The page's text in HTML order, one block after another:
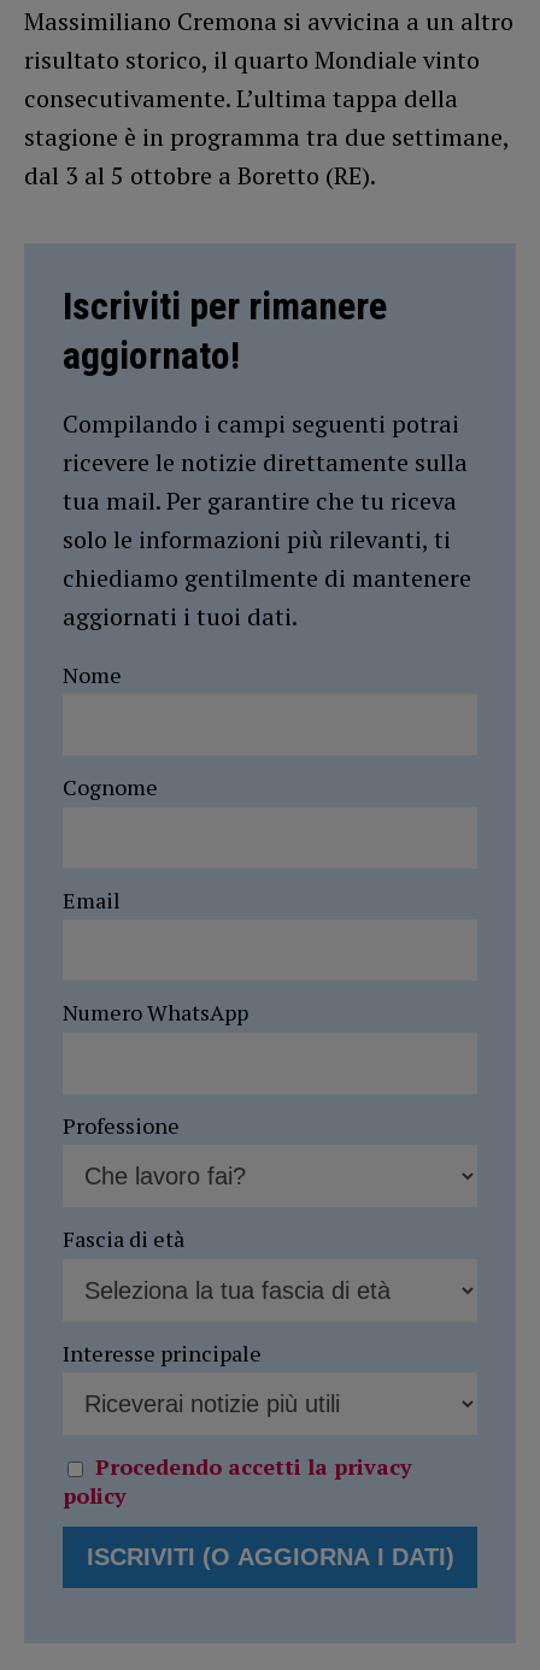
Massimiliano Cremona si avvicina a un altro
risultato storico, il quarto Mondiale vinto
consecutivamente. L’ultima tappa della
stagione è in programma tra due settimane,
dal 3 al 5 ottobre a Boretto (RE).
Iscriviti per rimanere
aggiornato!
Compilando i campi seguenti potrai
ricevere le notizie direttamente sulla
tua mail. Per garantire che tu riceva
solo le informazioni più rilevanti, ti
chiediamo gentilmente di mantenere
aggiornati i tuoi dati.
Nome
Cognome
Email
Numero WhatsApp
Professione
Fascia di età
Interesse principale
Procedendo accetti la privacy
policy